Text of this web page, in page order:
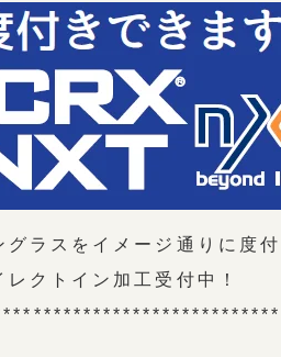
グラスをイメージ通りに度付
レクトイン加工受付中！